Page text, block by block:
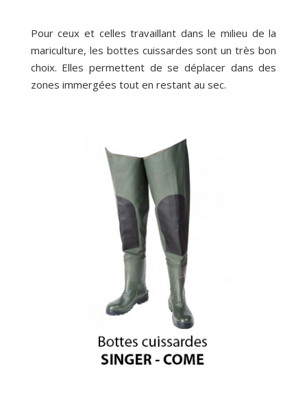
Pour ceux et celles travaillant dans le milieu de la
mariculture, les bottes cuissardes sont un très bon
choix. Elles permettent de se déplacer dans des
zones immergées tout en restant au sec.